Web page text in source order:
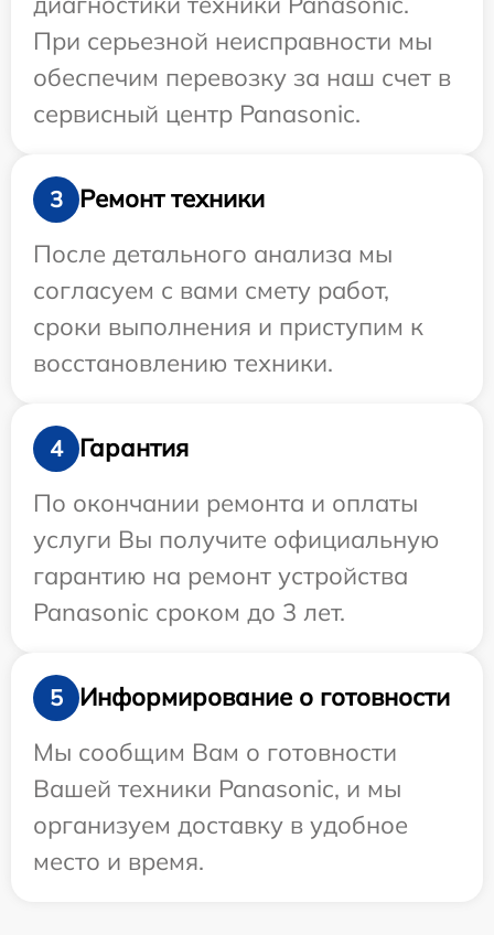
При серьезной неисправности мы
обеспечим перевозку за наш счет в
сервисный центр Panasonic.
3
Ремонт техники
После детального анализа мы
согласуем с вами смету работ,
сроки выполнения и приступим к
восстановлению техники.
4
Гарантия
По окончании ремонта и оплаты
услуги Вы получите официальную
гарантию на ремонт устройства
Panasonic сроком до 3 лет.
5
Информирование о готовности
Мы сообщим Вам о готовности
Вашей техники Panasonic, и мы
организуем доставку в удобное
место и время.